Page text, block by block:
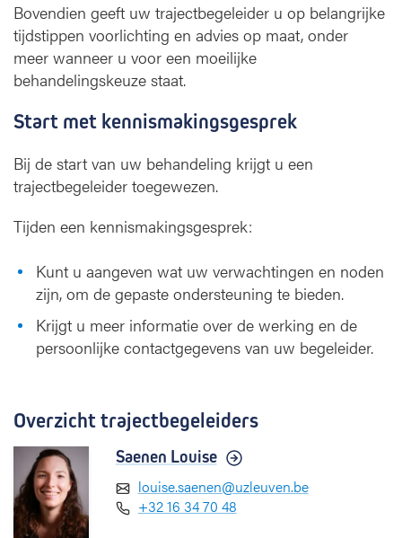
Bovendien geeft uw trajectbegeleider u op belangrijke
tijdstippen voorlichting en advies op maat, onder
meer wanneer u voor een moeilijke
behandelingskeuze staat.
Start met kennismakingsgesprek
Bij de start van uw behandeling krijgt u een
trajectbegeleider toegewezen.
Tijden een kennismakingsgesprek:
Kunt u aangeven wat uw verwachtingen en noden
zijn, om de gepaste ondersteuning te bieden.
Krijgt u meer informatie over de werking en de
persoonlijke contactgegevens van uw begeleider.
Overzicht trajectbegeleiders
Saenen Louise
louise.saenen@uzleuven.be
+32 16 34 70 48